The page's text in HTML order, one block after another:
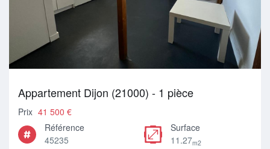
Appartement Dijon (21000) - 1 pièce
Prix 41 500 €
Référence
45235
Surface
11.27m2